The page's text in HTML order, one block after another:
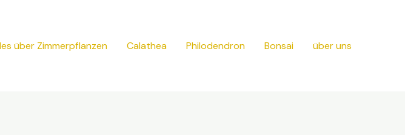
über Zimmerpflanzen Calathea Philodendron Bonsai über uns